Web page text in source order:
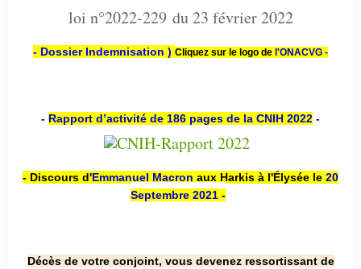
loi n°2022-229 du 23 février 2022
- Dossier Indemnisation ) Cliquez sur le logo de l'ONACVG -
- Rapport d’activité de 186 pages de la CNIH 2022 -
- Discours d'Emmanuel Macron aux Harkis à l'Élysée le 20
Septembre 2021 -
Décès de votre conjoint, vous devenez ressortissant de